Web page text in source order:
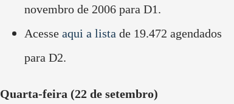
novembro de 2006 para D1.
Acesse aqui a lista de 19.472 agendados
para D2.
Quarta-feira (22 de setembro)